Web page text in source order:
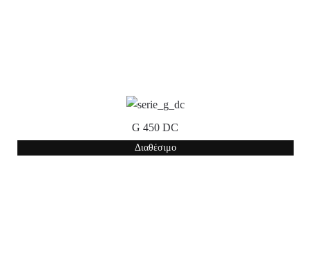
G 450 DC
Διαθέσιμο